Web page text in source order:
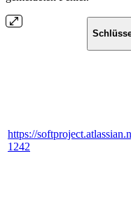
https://
1242